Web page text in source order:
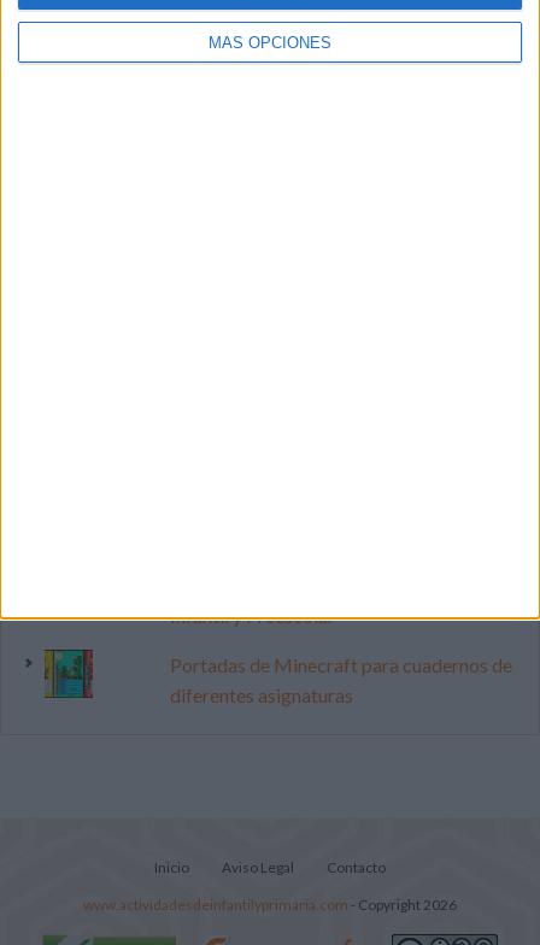
MÁS OPCIONES
Infantil y Preescolar
Portadas de Minecraft para cuadernos de
diferentes asignaturas
Inicio Aviso Legal Contacto
www.actividadesdeinfantilyprimaria.com - Copyright 2026